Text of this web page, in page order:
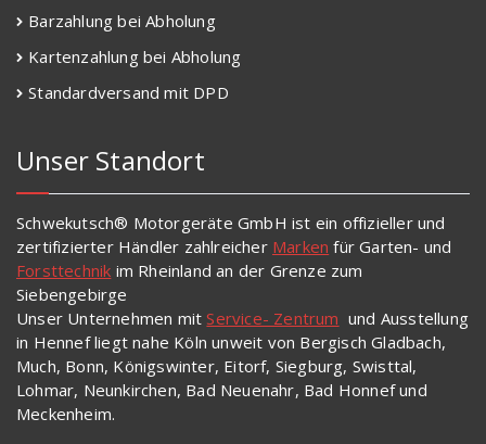
Barzahlung bei Abholung
Kartenzahlung bei Abholung
Standardversand mit DPD
Unser Standort
Schwekutsch® Motorgeräte GmbH ist ein offizieller und
zertifizierter Händler zahlreicher Marken für Garten- und
Forsttechnik im Rheinland an der Grenze zum
Siebengebirge
Unser Unternehmen mitService- Zentrum und Ausstellung
in Hennef liegt nahe Köln unweit von Bergisch Gladbach,
Much, Bonn, Königswinter, Eitorf, Siegburg, Swisttal,
Lohmar, Neunkirchen, Bad Neuenahr, Bad Honnef und
Meckenheim.